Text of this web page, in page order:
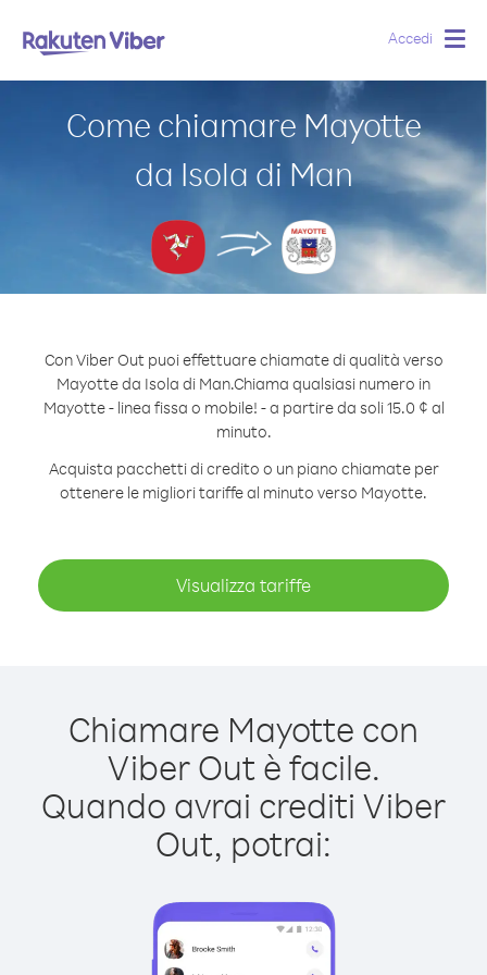
Accedi
Come chiamare Mayotte
da Isola di Man
Con Viber Out puoi effettuare chiamate di qualità verso
Mayotte da Isola di Man.Chiama qualsiasi numero in
Mayotte - linea fissa o mobile! - a partire da soli 15.0 ¢ al
minuto.
Acquista pacchetti di credito o un piano chiamate per
ottenere le migliori tariffe al minuto verso Mayotte.
Visualizza tariffe
Chiamare Mayotte con
Viber Out è facile.
Quando avrai crediti Viber
Out, potrai: